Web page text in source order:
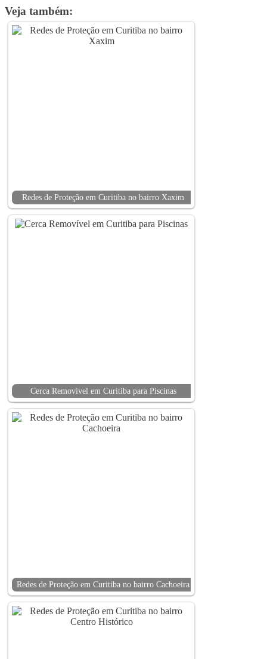
Veja também:
Redes de Proteção em Curitiba no bairro Xaxim
Cerca Removível em Curitiba para Piscinas
Redes de Proteção em Curitiba no bairro Cachoeira